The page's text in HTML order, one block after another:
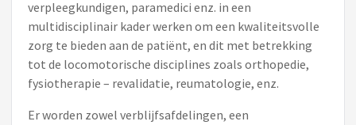
verpleegkundigen, paramedici enz. in een
multidisciplinair kader werken om een kwaliteitsvolle
zorg te bieden aan de patiënt, en dit met betrekking
tot de locomotorische disciplines zoals orthopedie,
fysiotherapie – revalidatie, reumatologie, enz.
Er worden zowel verblijfsafdelingen, een